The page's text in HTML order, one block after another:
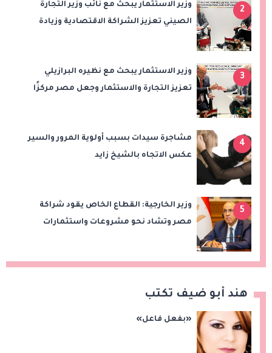
2
وزير الاستثمار يبحث مع نائب وزير التجارة
الصيني تعزيز الشراكة الاقتصادية وزيادة
3
وزير الاستثمار يبحث مع نظيره البرازيلي
تعزيز التجارة والاستثمار وجعل مصر مركزًا
4
مشاجرة سيدات بسبب أولوية المرور والسير
عكس الاتجاه بالشيخ زايد
5
وزير الخارجية: القطاع الخاص يقود شراكة
مصر وتشاد نحو مشروعات واستثمارات
هند أبو ضيف تكتب
«بفعل فاعل»